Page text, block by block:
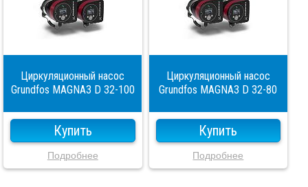
Циркуляционный насос
Grundfos MAGNA3 D 32-100
Купить
Подробнее
Циркуляционный насос
Grundfos MAGNA3 D 32-80
Купить
Подробнее